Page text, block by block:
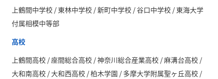
上鶴間中学校 / 東林中学校 / 新町中学校 / 谷口中学校 / 東海大学
付属相模中等部
高校
上鶴間高校 / 座間総合高校 / 神奈川総合産業高校 / 麻溝台高校 /
大和南高校 / 大和西高校 / 柏木学園 / 多摩大学附属聖ヶ丘高校 /